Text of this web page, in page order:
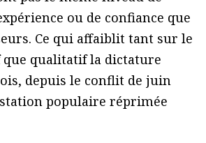
ou de confiance que
Ce qui affaiblit tant sur le
qualitatif la dictature
depuis le conflit de juin
populaire réprimée